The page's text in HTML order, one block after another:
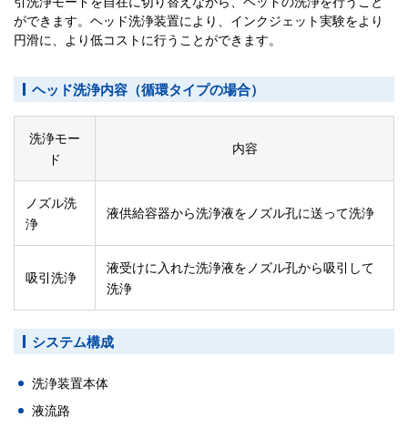
ができます。ヘッド洗浄装置により、インクジェット実験をより
円滑に、より低コストに行うことができます。
ヘッド洗浄内容（循環タイプの場合）
洗浄モー
ド
内容
ノズル洗
浄
液供給容器から洗浄液をノズル孔に送って洗浄
吸引洗浄
液受けに入れた洗浄液をノズル孔から吸引して
洗浄
システム構成
洗浄装置本体
液流路